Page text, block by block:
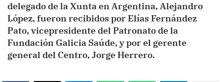
delegado de la Xunta en Argentina, Alejandro
López, fueron recibidos por Elías Fernández
Pato, vicepresidente del Patronato de la
Fundación Galicia Saúde, y por el gerente
general del Centro, Jorge Herrero.